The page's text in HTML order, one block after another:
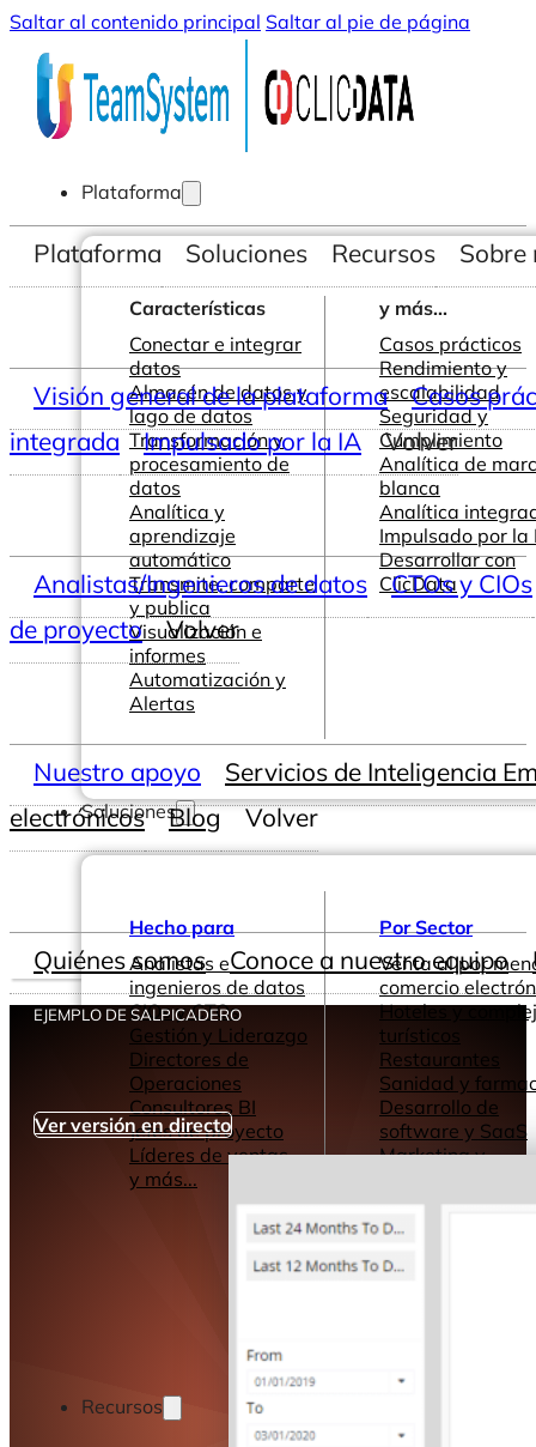
Saltar al contenido principal Saltar al pie de página
Plataforma
Características
Conectar e integrar
datos
Almacén de datos y
lago de datos
Transformación y
procesamiento de
datos
Analítica y
aprendizaje
automático
Transmite, comparte
y publica
Visualización e
informes
Automatización y
Alertas
y más...
Casos prácticos
Rendimiento y
escalabilidad
Seguridad y
Cumplimiento
Analítica de
blanca
Analítica
Impulsado por la
Desarrollar con
ClicData
Soluciones
Hecho para
Analistas e
ingenieros de datos
CIOs y CTOs
Gestión y Liderazgo
Directores de
Operaciones
Consultores BI
Jefes de proyecto
Líderes de ventas
y más...
Por Sector
Venta al por
comercio
Hoteles y
turísticos
Restaurantes
Sanidad y
Desarrollo de
software y SaaS
Marketing y
Servicios de
Consultoría
Recursos
Plataforma Soluciones Recursos Sobre
Visión general de la plataforma
Casos
integrada
Impulsado por la IA Volver
Analistas/Ingenieros de datos
CTOs y CIOs
de proyecto
Volver
Nuestro apoyo
Servicios de Inteligencia
electrónicos
Blog Volver
Quiénes somos Conoce a nuestro equipo
EJEMPLO DE SALPICADERO
Ver versión en directo